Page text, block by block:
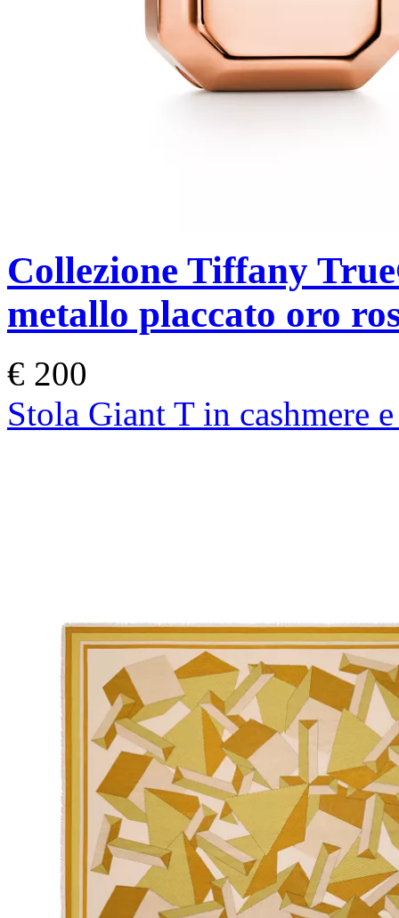
Collezione Tiffany
metallo placcato oro
€ 200
Stola Giant T in cashmere